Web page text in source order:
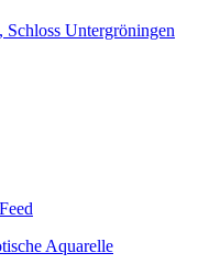
Untergröningen
Aquarelle